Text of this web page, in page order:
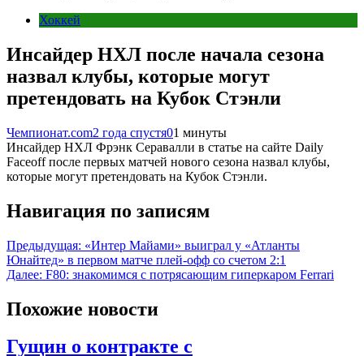
Хоккей
Инсайдер НХЛ после начала сезона
назвал клубы, которые могут
претендовать на Кубок Стэнли
Чемпионат.com2 года спустя01 минуты
Инсайдер НХЛ Фрэнк Серавалли в статье на сайте Daily
Faceoff после первых матчей нового сезона назвал клубы,
которые могут претендовать на Кубок Стэнли.
Навигация по записям
Предыдущая: «Интер Майами» выиграл у «Атланты
Юнайтед» в первом матче плей-офф со счетом 2:1
Далее: F80: знакомимся с потрясающим гиперкаром Ferrari
Похожие новости
Гущин о контракте с